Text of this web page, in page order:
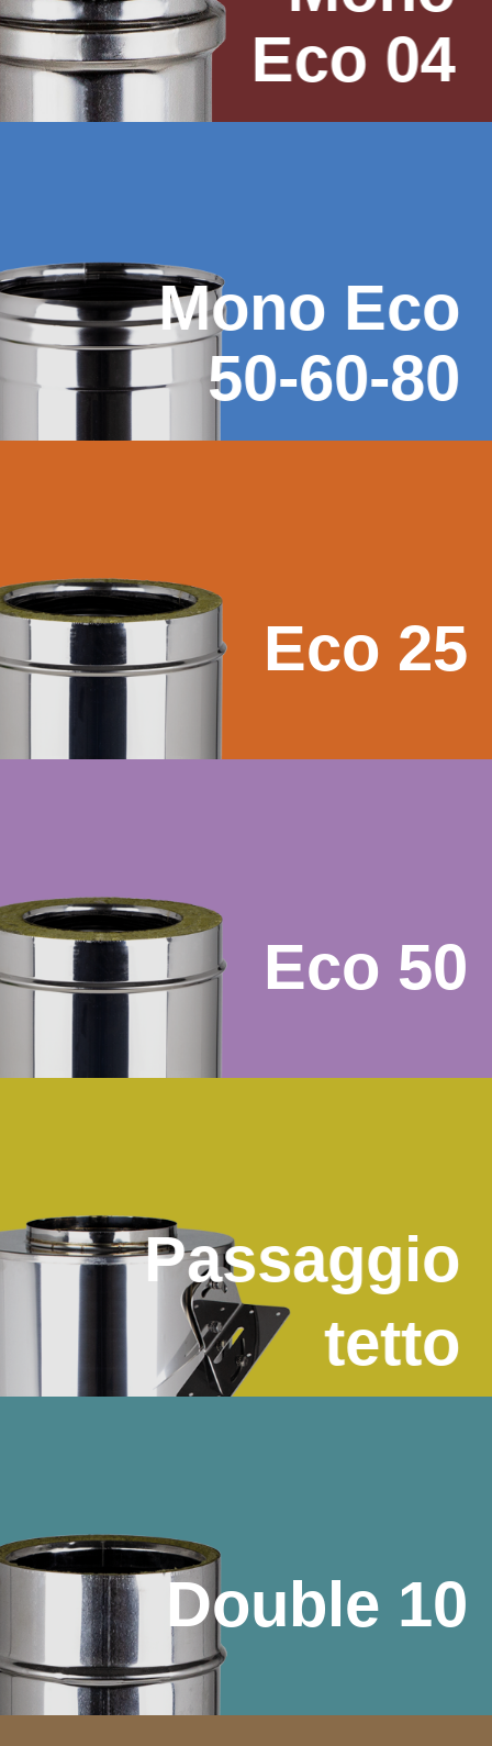
Eco 04
Mono Eco
50-60-80
Eco 25
Eco 50
Passaggio
tetto
Double 10